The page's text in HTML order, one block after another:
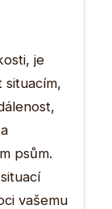
je
psům.
vašemu